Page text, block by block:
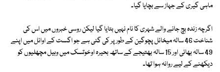
ماہی گیری کے جہاز سے بچایا گیا۔
اگرچہ زندہ بچ جانے والے شہری کا نام نہیں بتایا گیا لیکن روسی خبروں میں اس کی
شناخت 46 سالہ میخائل پچوگین کے طور پر کی گئی ہے جو اگست کے اوائل میں اپنے
49 سالہ بھائی اور 15 سالہ بھتیجے کے ساتھ بحیرہ اوخوتسک میں وہیل مچھلیوں کو
دیکھنے کے لیے روانہ ہوا تھا۔